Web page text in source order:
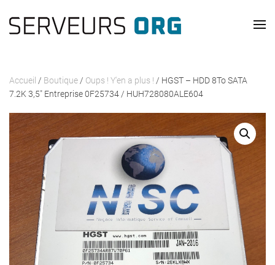
Skip to main content
Accueil / Boutique / Oups ! Y'en a plus ! / HGST – HDD 8To SATA
7.2K 3,5″ Entreprise 0F25734 / HUH728080ALE604